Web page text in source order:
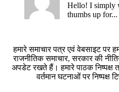
Hello! I simply
thumbs up for...
हमारे समाचार पत्र एवं वेबसाइट पर
राजनीतिक समाचार, सरकार की
अपडेट रखते हैं। हमारे पाठक निष्पक्ष
वर्तमान घटनाओं पर निष्पक्ष